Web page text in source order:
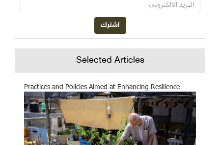
Selected Articles
Practices and Policies Aimed at Enhancing Resilience